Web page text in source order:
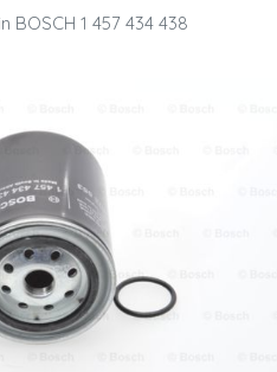
1 457 434 438